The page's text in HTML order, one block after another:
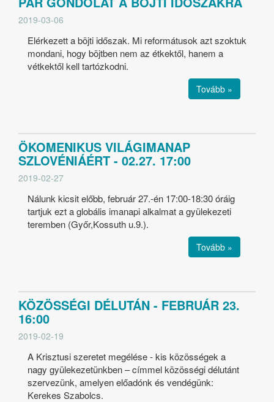
2019-03-06
Elérkezett a böjti időszak. Mi reformátusok azt szoktuk
mondani, hogy böjtben nem az étkektől, hanem a
vétkektől kell tartózkodni.
Tovább »
ÖKOMENIKUS VILÁGIMANAP
SZLOVÉNIÁÉRT - 02.27. 17:00
2019-02-27
Nálunk kicsit előbb, február 27.-én 17:00-18:30 óráig
tartjuk ezt a globális imanapi alkalmat a gyülekezeti
teremben (Győr,Kossuth u.9.).
Tovább »
KÖZÖSSÉGI DÉLUTÁN - FEBRUÁR 23.
16:00
2019-02-19
A Krisztusi szeretet megélése - kis közösségek a
nagy gyülekezetünkben – címmel közösségi délutánt
szervezünk, amelyen előadónk és vendégünk:
Kerekes Szabolcs.